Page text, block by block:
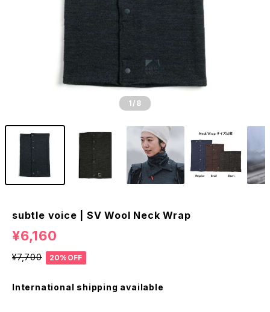
1 /8
subtle voice | SV Wool Neck Wrap
¥6,160
¥7,700 20%OFF
International shipping available